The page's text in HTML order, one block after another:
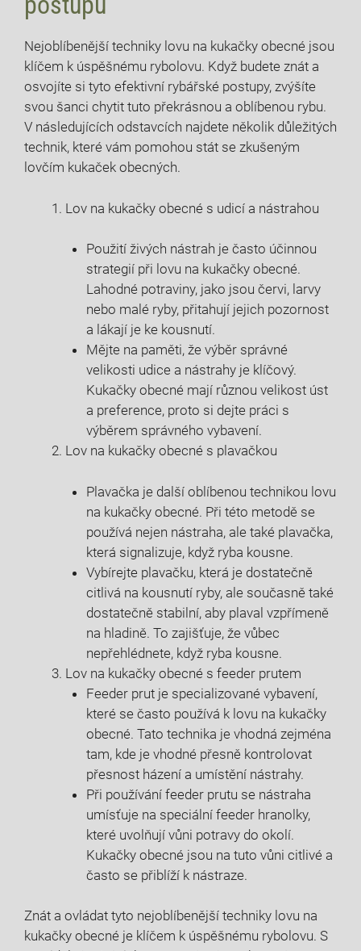
Nejoblíbenější​ techniky lovu na kukačky​ obecné jsou
klíčem k⁢ úspěšnému rybolovu. Když budete znát a⁢
osvojíte si tyto efektivní rybářské postupy, zvýšíte
svou šanci chytit tuto překrásnou a oblíbenou rybu.
V následujících odstavcích najdete několik důležitých
technik, které vám pomohou stát se zkušeným
⁤lovčím⁣ kukaček obecných.
Lov na ⁣kukačky obecné s udicí a​ nástrahou
Použití⁣ živých nástrah je často účinnou
strategií při lovu na kukačky obecné.
Lahodné potraviny, jako jsou ⁤červi, larvy
nebo malé ryby, přitahují jejich pozornost
⁣a lákají je ke‌ kousnutí.
Mějte ​na paměti, že výběr‌ správné
velikosti udice​ a nástrahy je klíčový.
Kukačky obecné mají různou velikost úst
a⁢ preference, proto si dejte práci s
výběrem ‌správného⁤ vybavení.
Lov na kukačky obecné ​s⁣ plavačkou
Plavačka je další oblíbenou technikou lovu
na⁤ kukačky obecné. Při této metodě se
používá nejen nástraha, ‍ale také plavačka,
‍která signalizuje,​ když ryba kousne.
Vybírejte plavačku, která je dostatečně
citlivá na kousnutí ryby,​ ale ⁢současně také
dostatečně stabilní, aby plaval vzpřímeně
na hladině.​ To zajišťuje, že vůbec
nepřehlédnete, když ryba kousne.
Lov na kukačky ‌obecné s feeder prutem
Feeder prut je specializované⁣ vybavení,
které se ⁢často‍ používá⁢ k lovu na⁢ kukačky
obecné. Tato technika je⁣ vhodná zejména
tam, kde je vhodné ⁤přesně kontrolovat
přesnost házení a umístění​ nástrahy.
Při používání feeder prutu se nástraha
umísťuje na speciální feeder hranolky,
které uvolňují vůni potravy‌ do okolí.
Kukačky obecné ‍jsou na tuto vůni citlivé a
často se přiblíží ​k nástraze.
Znát a ovládat tyto nejoblíbenější techniky lovu na⁣
kukačky obecné je klíčem k úspěšnému rybolovu.⁤ S